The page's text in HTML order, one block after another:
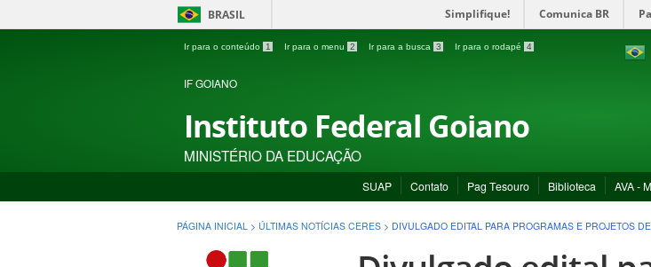
BRASIL Simplifique! Comunica BR
Ir para o conteúdo 1 Ir para o menu 2 Ir para a busca 3 Ir para o rodapé 4
IF GOIANO
Instituto Federal Goiano
MINISTÉRIO DA EDUCAÇÃO
SUAP Contato Pag Tesouro Biblioteca AVA -
PÁGINA INICIAL > ÚLTIMAS NOTÍCIAS CERES > DIVULGADO EDITAL PARA PROGRAMAS E PROJETOS